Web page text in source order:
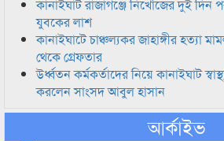
কানাইঘাট রাজাগঞ্জে নিখোঁজের দুই
যুবকের লাশ
কানাইঘাটে চাঞ্চল্যকর জাহাঙ্গীর হত্যা
থেকে গ্রেফতার
উর্ধ্বতন কর্মকর্তাদের নিয়ে কানাইঘাট
করলেন সাংসদ আবুল হাসান
আর্কাইভ